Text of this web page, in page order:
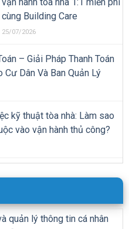
cùng Building Care
25/07/2026
– Giải Pháp Thanh Toán
Cư Dân Và Ban Quản Lý
kỹ thuật tòa nhà: Làm sao
vào vận hành thủ công?
quản lý thông tin cá nhân